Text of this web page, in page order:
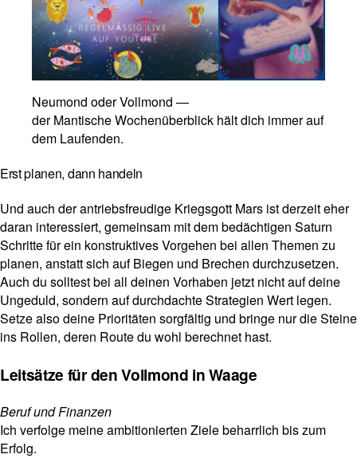
Neu­mond oder Voll­mond —
der Man­ti­sche Wochen­über­blick hält dich immer auf
dem Laufenden.
Erst planen, dann handeln
Und auch der antriebs­freu­dige Kriegs­gott Mars ist der­zeit eher
daran inter­es­siert, gemeinsam mit dem bedäch­tigen Saturn
Schritte für ein kon­struk­tives Vor­gehen bei allen Themen zu
planen, anstatt sich auf Biegen und Bre­chen durch­zu­setzen.
Auch du soll­test bei all deinen Vor­haben jetzt nicht auf deine
Unge­duld, son­dern auf durch­dachte Stra­te­gien Wert legen.
Setze also deine Prio­ri­täten sorg­fältig und bringe nur die Steine
ins Rollen, deren Route du wohl berechnet hast.
Leitsätze für den Vollmond in Waage
Beruf und Finanzen
Ich ver­folge meine ambi­tio­nierten Ziele beharr­lich bis zum
Erfolg.